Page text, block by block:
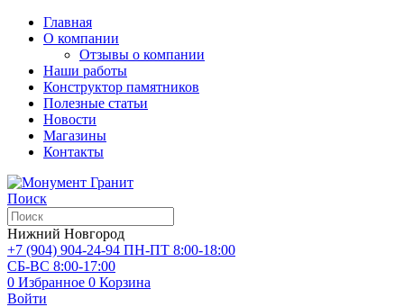
Главная
О компании
Отзывы о компании
Наши работы
Конструктор памятников
Полезные статьи
Новости
Магазины
Контакты
Поиск
Нижний Новгород
+7 (904) 904-24-94 ПН-ПТ 8:00-18:00
СБ-ВС 8:00-17:00
0 Избранное 0 Корзина
Войти